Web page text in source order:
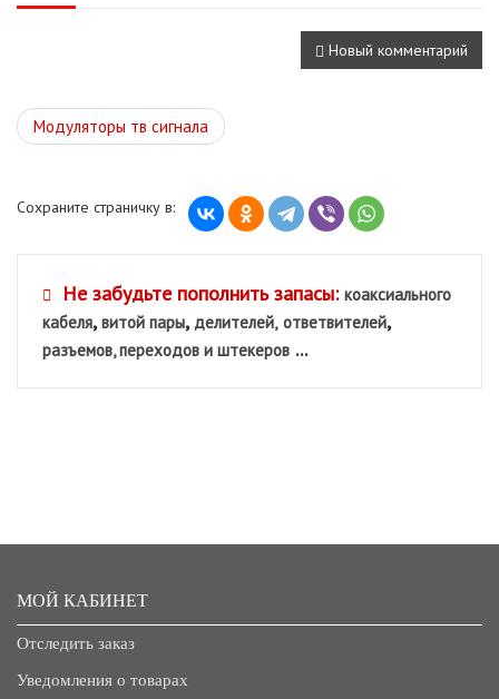
Новый комментарий
Модуляторы тв сигнала
Сохраните страничку в:
Не забудьте пополнить запасы: коаксиального
кабеля,витой пары, делителей, ответвителей,
разъемов, переходов и штекеров ...
МОЙ КАБИНЕТ
Отследить заказ
Уведомления о товарах